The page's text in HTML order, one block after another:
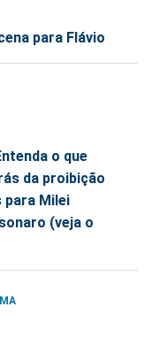
para Flávio
o que
da proibição
para Milei
(veja o